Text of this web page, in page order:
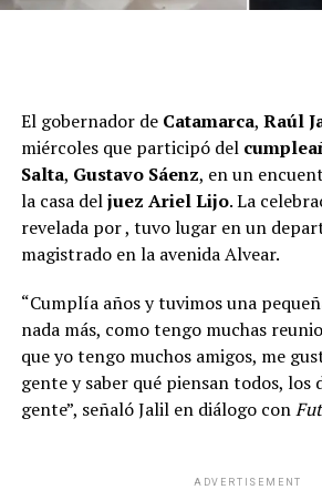
El gobernador de Catamarca, Raúl
miércoles que participó del
Salta, Gustavo Sáenz, en un
la casa deljuez Ariel Lijo. La
revelada por, tuvo lugar en un
magistrado en la avenida Alvear.
“Cumplía años y tuvimos una
nada más, como tengo muchas
que yo tengo muchos amigos, me
gente y saber qué piensan todos, los
gente”, señaló Jalil en diálogo con
ADVERTISEMENT